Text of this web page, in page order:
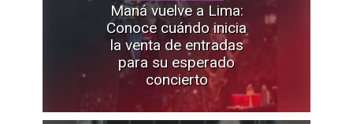
Maná vuelve a Lima:
Conoce cuándo inicia
la venta de entradas
para su esperado
concierto